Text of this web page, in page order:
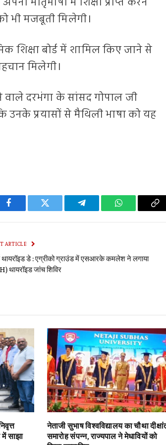
भी मजबूती मिलेगी।
शिक्षा बोर्ड में शामिल किए जाने से
मिलेगी।
वाले दरभंगा के सांसद गोपाल जी
प्रयासों से मैथिली भाषा को यह
Facebook Twitter Telegram WhatsApp
ARTICLE
थायरॉइड डे : एग्रीको ग्राउंड में एसआरके कमलेश ने लगाया
थायरॉइड जांच शिविर
में साझा
नेताजी सुभाष विश्वविद्यालय का चौथा
समारोह संपन्न, राज्यपाल ने मेधावियों को